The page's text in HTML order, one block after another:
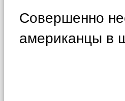
Совершенно
американцы в